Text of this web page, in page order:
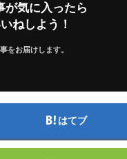
が気に入ったら
ねしよう！
をお届けします。
はてブ